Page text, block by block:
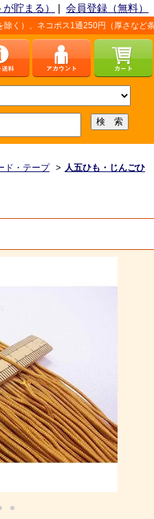
貯まる） | 会員登録（無料）
ス1通250円（厚さなど条件あり）。
ド・テープ > 人五ひも・じんごひ